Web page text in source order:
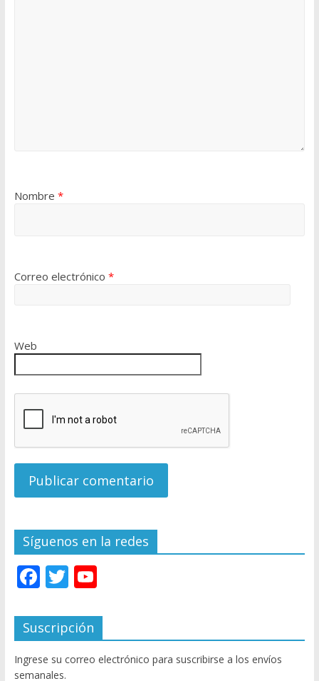
Nombre *
Correo electrónico *
Web
Síguenos en la redes
F
e
b
o
T
itt
er
Y
u
T
u
Suscripción
Ingrese su correo electrónico para suscribirse a los envíos
semanales.